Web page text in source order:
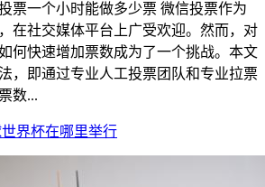
票一个小时能做多少票 微信投票作为
在社交媒体平台上广受欢迎。然而，对
何快速增加票数成为了一个挑战。本文
，即通过专业人工投票团队和专业拉票
数...
界杯在哪里举行